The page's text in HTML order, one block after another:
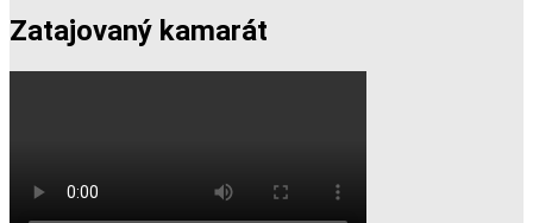
Zatajovaný kamarát